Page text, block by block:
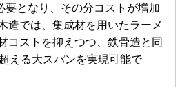
要となり、その分コストが増加
造では、集成材を用いたラーメ
コストを抑えつつ、鉄骨造と同
える大スパンを実現可能で